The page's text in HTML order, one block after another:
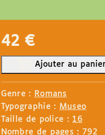
42 €
Ajouter au
Genre : Romans
Typographie : Museo
Taille de police : 16
Nombre de pages : 792